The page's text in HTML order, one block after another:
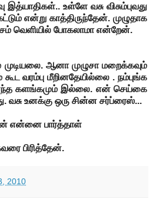
உள்ளே வசு விசும்புவது
என்று காத்திருந்தேன். முழுதாக
வெளியில் போகலாமா என்றேன்.
முடியலை. ஆனா முழுசா மறைக்கவும்
வரம்பு மீறினதேயில்லை . நம்புங்க
எந்த களங்கமும் இல்லை. என் செய்கை
வசு உனக்கு ஒரு சின்ன சர்ப்ரைஸ்...
என்னை பார்த்தாள்
பிரித்தேன்.
2010